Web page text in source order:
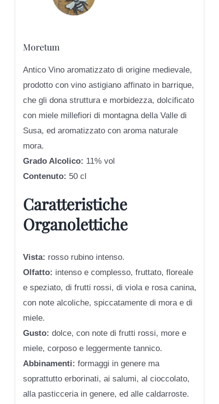
Moretum
Antico Vino aromatizzato di origine medievale,
prodotto con vino astigiano affinato in barrique,
che gli dona struttura e morbidezza, dolcificato
con miele millefiori di montagna della Valle di
Susa, ed aromatizzato con aroma naturale
mora.
Grado Alcolico: 11% vol
Contenuto: 50 cl
Caratteristiche
Organolettiche
Vista: rosso rubino intenso.
Olfatto: intenso e complesso, fruttato, floreale
e speziato, di frutti rossi, di viola e rosa canina,
con note alcoliche, spiccatamente di mora e di
miele.
Gusto: dolce, con note di frutti rossi, more e
miele, corposo e leggermente tannico.
Abbinamenti: formaggi in genere ma
soprattutto erborinati, ai salumi, al cioccolato,
alla pasticceria in genere, ed alle caldarroste.